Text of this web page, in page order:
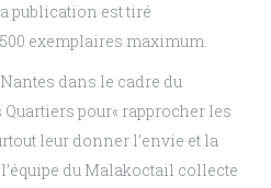
publication est tiré
exemplaires maximum.
dans le cadre du
pour« rapprocher les
leur donner l’envie et la
du Malakoctail collecte